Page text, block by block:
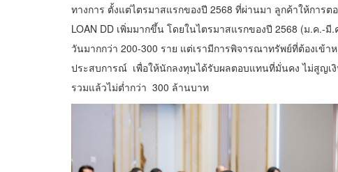
ทางการ ตั้งแต่ไตรมาสแรกของปี 2568 ที่ผ่านมา ลูกค้าให้การ
LOAN DD เพิ่มมากขึ้น โดยในไตรมาสแรกของปี 2568 (ม.ค.-
วันมากกว่า 200-300 ราย แต่เรามีการพิจารณาทรัพย์ที่ต้องเข้
ประสบการณ์ เพื่อให้นักลงทุนได้รับผลตอบแทนที่มั่นคง ไม่สูญเ
รวมแล้วไม่ต่ำกว่า 300 ล้านบาท